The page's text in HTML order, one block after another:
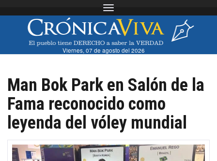
Toggle navigation
Viernes, 07 de agosto del 2026
Man Bok Park en Salón de la
Fama reconocido como
leyenda del vóley mundial